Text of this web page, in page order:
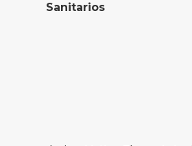
Sanitarios